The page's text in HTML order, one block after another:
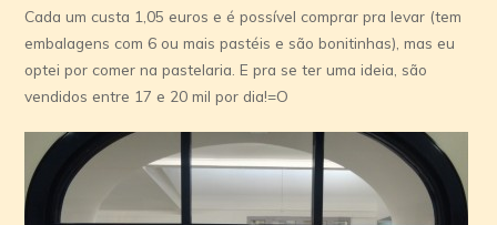
Cada um custa 1,05 euros e é possível comprar pra levar (tem
embalagens com 6 ou mais pastéis e são bonitinhas), mas eu
optei por comer na pastelaria. E pra se ter uma ideia, são
vendidos entre 17 e 20 mil por dia!=O